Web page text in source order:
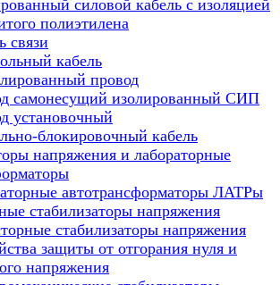
силовой кабель с изоляцией
полиэтилена
связи
кабель
провод
самонесущий изолированный СИП
установочный
блокировочный кабель
напряжения и лабораторные
автотрансформаторы ЛАТРы
стабилизаторы напряжения
стабилизаторы напряжения
защиты от отгорания нуля и
напряжения